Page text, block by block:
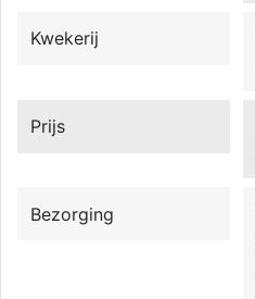
Kwekerij
Prijs
Bezorging